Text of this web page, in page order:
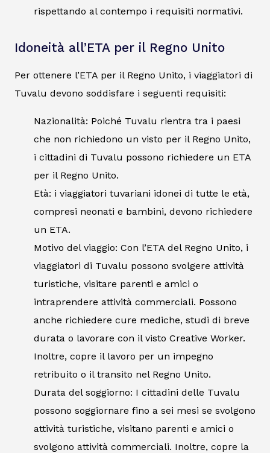
rispettando al contempo i requisiti normativi.
Idoneità all’ETA per il Regno Unito
Per ottenere l’ETA per il Regno Unito, i viaggiatori di
Tuvalu devono soddisfare i seguenti requisiti:
Nazionalità: Poiché Tuvalu rientra tra i paesi
che non richiedono un visto per il Regno Unito,
i cittadini di Tuvalu possono richiedere un ETA
per il Regno Unito.
Età: i viaggiatori tuvariani idonei di tutte le età,
compresi neonati e bambini, devono richiedere
un ETA.
Motivo del viaggio: Con l’ETA del Regno Unito, i
viaggiatori di Tuvalu possono svolgere attività
turistiche, visitare parenti e amici o
intraprendere attività commerciali. Possono
anche richiedere cure mediche, studi di breve
durata o lavorare con il visto Creative Worker.
Inoltre, copre il lavoro per un impegno
retribuito o il transito nel Regno Unito.
Durata del soggiorno: I cittadini delle Tuvalu
possono soggiornare fino a sei mesi se svolgono
attività turistiche, visitano parenti e amici o
svolgono attività commerciali. Inoltre, copre la